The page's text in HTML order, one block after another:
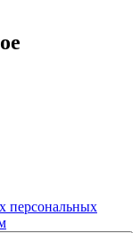
персональных